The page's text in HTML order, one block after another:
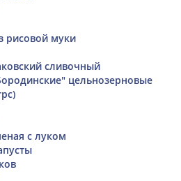
рисовой муки
сливочный
цельнозерновые
с луком